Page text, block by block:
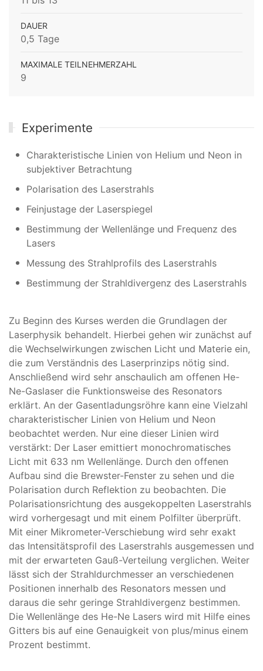
DAUER
0,5 Tage
MAXIMALE TEILNEHMERZAHL
9
Experimente
Charakteristische Linien von Helium und Neon in
subjektiver Betrachtung
Polarisation des Laserstrahls
Feinjustage der Laserspiegel
Bestimmung der Wellenlänge und Frequenz des
Lasers
Messung des Strahlprofils des Laserstrahls
Bestimmung der Strahldivergenz des Laserstrahls
Zu Beginn des Kurses werden die Grundlagen der
Laserphysik behandelt. Hierbei gehen wir zunächst auf
die Wechselwirkungen zwischen Licht und Materie ein,
die zum Verständnis des Laserprinzips nötig sind.
Anschließend wird sehr anschaulich am offenen He-
Ne-Gaslaser die Funktionsweise des Resonators
erklärt. An der Gasentladungsröhre kann eine Vielzahl
charakteristischer Linien von Helium und Neon
beobachtet werden. Nur eine dieser Linien wird
verstärkt: Der Laser emittiert monochromatisches
Licht mit 633 nm Wellenlänge. Durch den offenen
Aufbau sind die Brewster-Fenster zu sehen und die
Polarisation durch Reflektion zu beobachten. Die
Polarisationsrichtung des ausgekoppelten Laserstrahls
wird vorhergesagt und mit einem Polfilter überprüft.
Mit einer Mikrometer-Verschiebung wird sehr exakt
das Intensitätsprofil des Laserstrahls ausgemessen und
mit der erwarteten Gauß-Verteilung verglichen. Weiter
lässt sich der Strahldurchmesser an verschiedenen
Positionen innerhalb des Resonators messen und
daraus die sehr geringe Strahldivergenz bestimmen.
Die Wellenlänge des He-Ne Lasers wird mit Hilfe eines
Gitters bis auf eine Genauigkeit von plus/minus einem
Prozent bestimmt.